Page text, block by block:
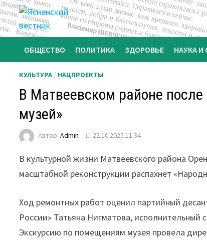
Перейти
к
содержимому
ОБЩЕСТВО ПОЛИТИКА ЗДОРОВЬЕ НАУКА И
КУЛЬТУРА / НАЦПРОЕКТЫ
В Матвеевском районе
музей»
Автор:Admin 22.10.2025 11:34
В культурной жизни Матвеевского района
масштабной реконструкции распахнет
Ход ремонтных работ оценил партийный
России» Татьяна Нигматова,
Экскурсию по помещениям музея провела